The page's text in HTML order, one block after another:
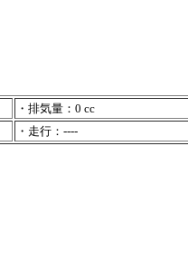
・排気量：0 cc
・走行：----